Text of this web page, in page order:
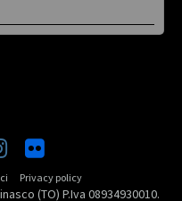
Privacy policy
(TO) P.Iva 08934930010.